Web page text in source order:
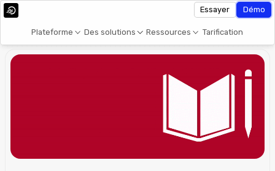
Plateforme Des solutions Ressources Tarification
Essayer Démo